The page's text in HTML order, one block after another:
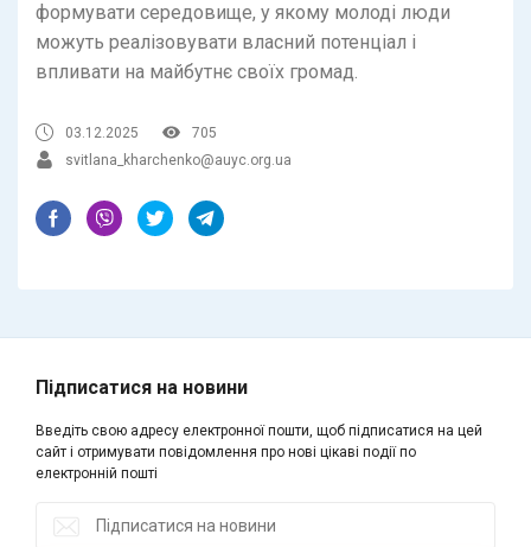
формувати середовище, у якому молоді люди
можуть реалізовувати власний потенціал і
впливати на майбутнє своїх громад.
03.12.2025
705
svitlana_kharchenko@auyc.org.ua
Підписатися на новини
Введіть свою адресу електронної пошти, щоб підписатися на цей
сайт і отримувати повідомлення про нові цікаві події по
електронній пошті